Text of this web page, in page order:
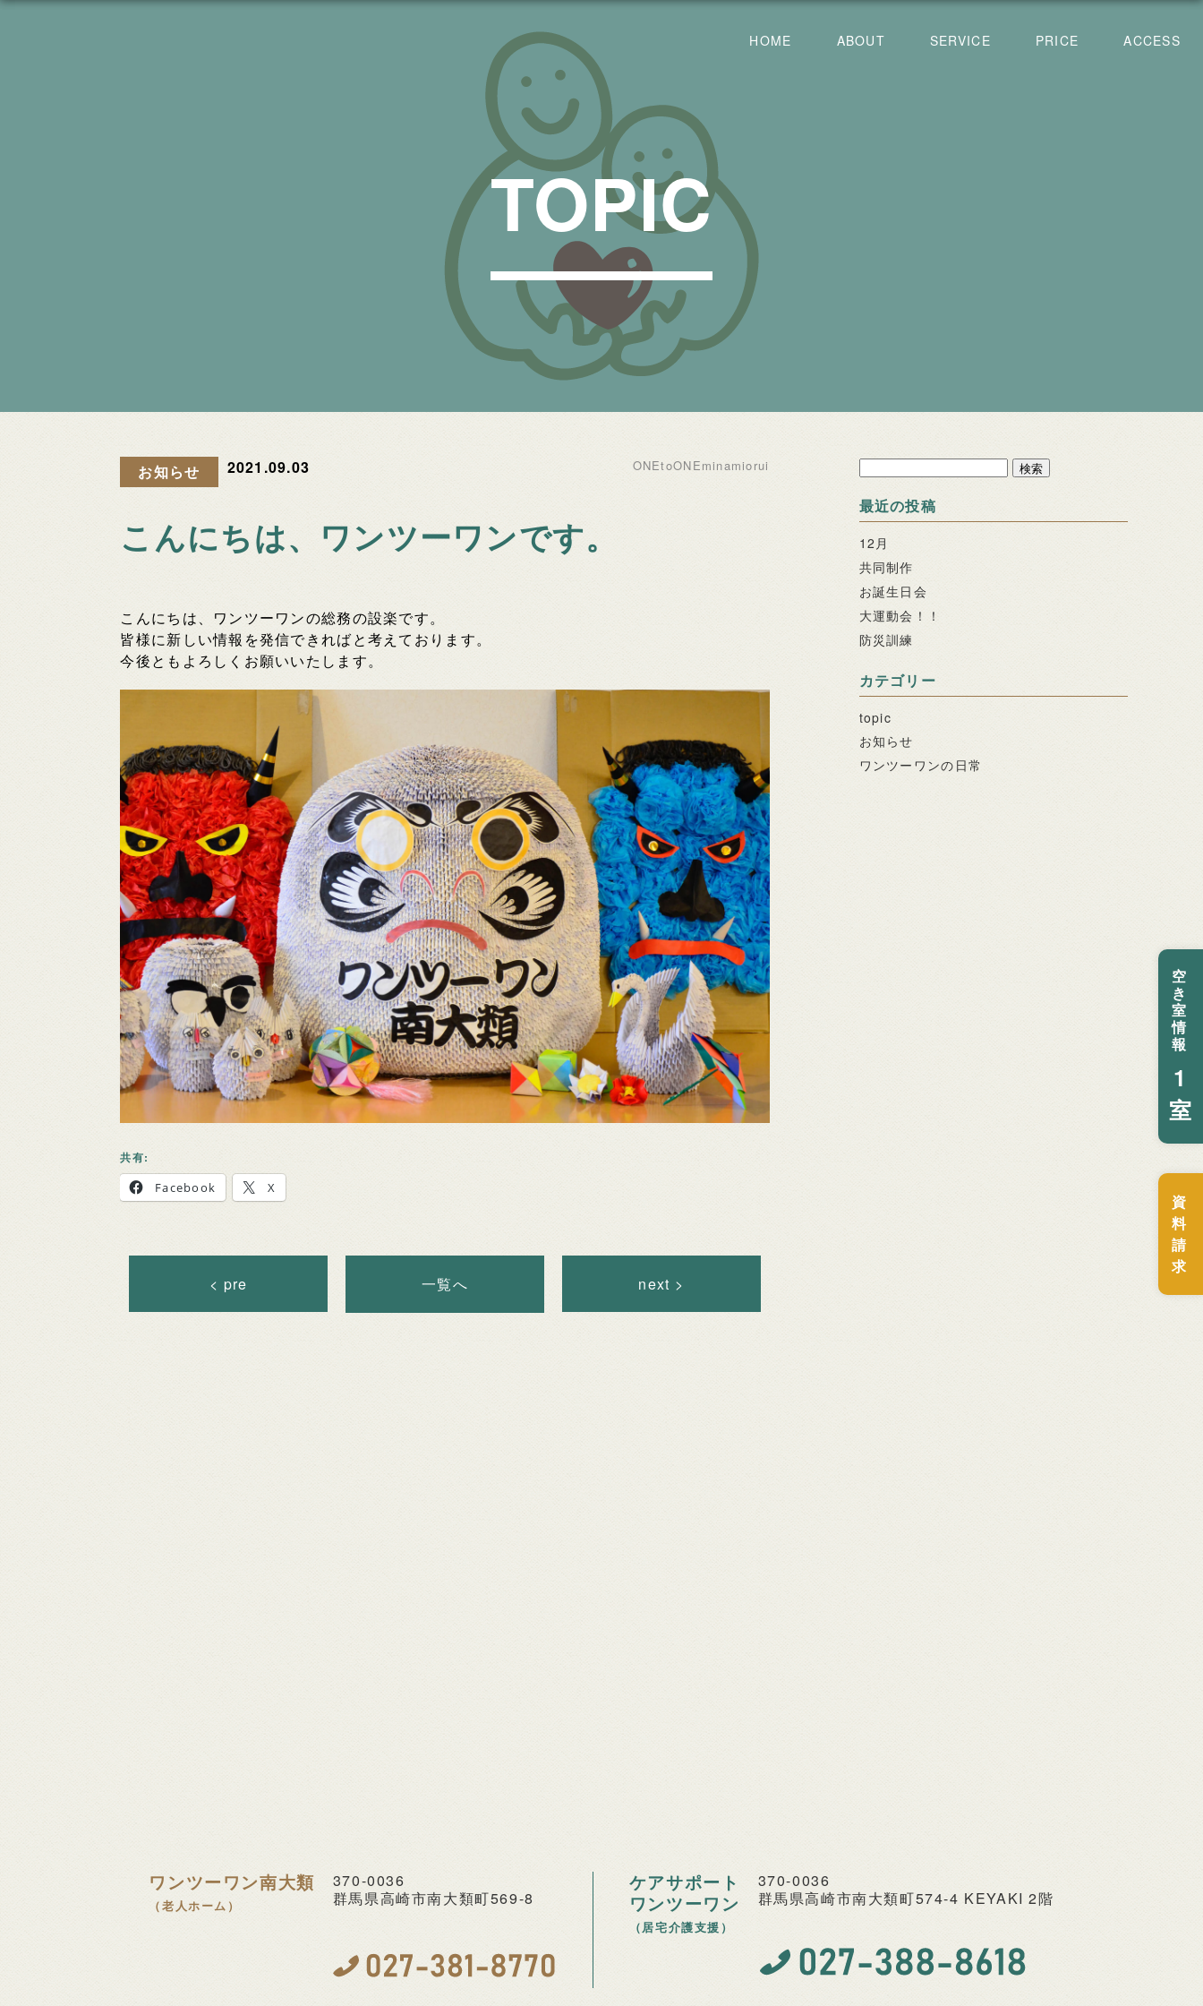
HOME ABOUT SERVICE PRICE ACCESS
空
き
室
情
報
1
室
資
料
請
求
TOPIC
お知らせ 2021.09.03 ONEtoONEminamiorui
こんにちは、ワンツーワンです。
こんにちは、ワンツーワンの総務の設楽です。
皆様に新しい情報を発信できればと考えております。
今後ともよろしくお願いいたします。
共有:
Facebook
X
< pre 一覧へ next >
検
最近の投稿
12月
共同制作
お誕生日会
大運動会！！
防災訓練
カテゴリー
topic
お知らせ
ワンツーワンの日常
ワンツーワン南大類
（老人ホーム）
370-0036
群馬県高崎市南大類町569-8
ケアサポート
ワンツーワン
（居宅介護支援）
370-0036
群馬県高崎市南大類町574-4 KEYAKI 2階